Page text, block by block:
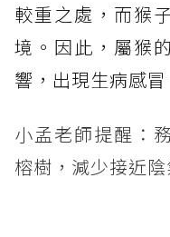
較重之處，而猴
境。因此，屬猴
響，出現生病感
小孟老師提醒：
榕樹，減少接近